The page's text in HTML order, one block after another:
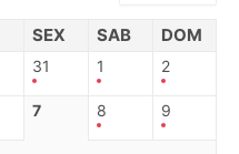
SEX SAB DOM
31 1 2
7 8 9